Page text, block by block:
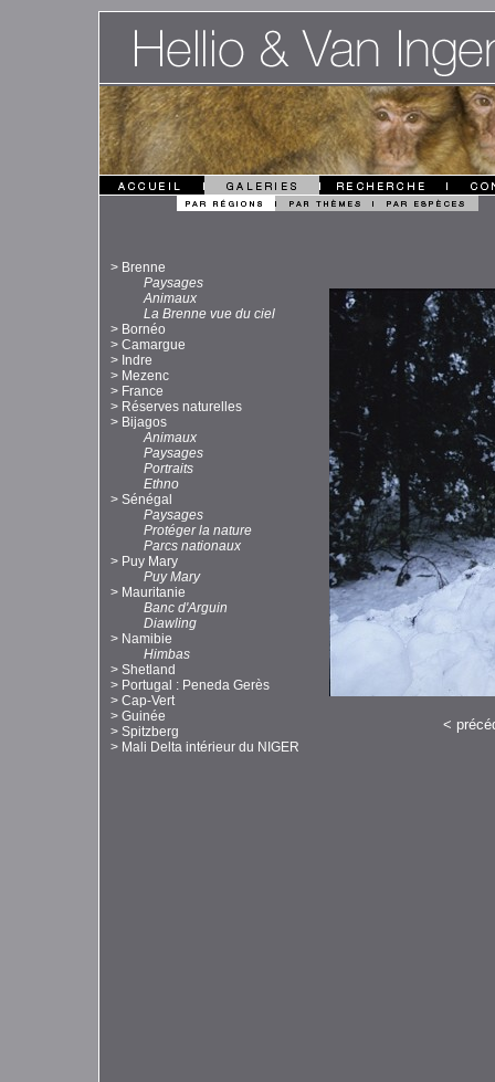
> Brenne
Paysages
Animaux
La Brenne vue du ciel
> Bornéo
> Camargue
> Indre
> Mezenc
> France
> Réserves naturelles
> Bijagos
Animaux
Paysages
Portraits
Ethno
> Sénégal
Paysages
Protéger la nature
Parcs nationaux
> Puy Mary
Puy Mary
> Mauritanie
Banc d'Arguin
Diawling
> Namibie
Himbas
> Shetland
> Portugal : Peneda Gerès
> Cap-Vert
> Guinée
> Spitzberg
> Mali Delta intérieur du NIGER
<